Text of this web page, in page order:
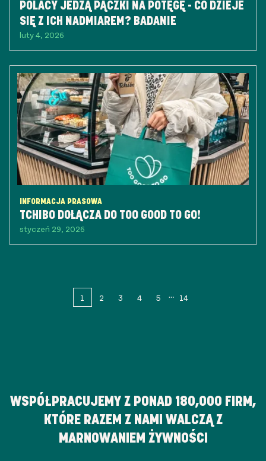
POLACY JEDZĄ PĄCZKI NA POTĘGĘ - CO DZIEJE
SIĘ Z ICH NADMIAREM? BADANIE
luty 4, 2026
INFORMACJA PRASOWA
TCHIBO DOŁĄCZA DO TOO GOOD TO GO!
styczeń 29, 2026
1 2 3 4 5 14
WSPÓŁPRACUJEMY Z PONAD 180,000 FIRM,
KTÓRE RAZEM Z NAMI WALCZĄ Z
MARNOWANIEM ŻYWNOŚCI